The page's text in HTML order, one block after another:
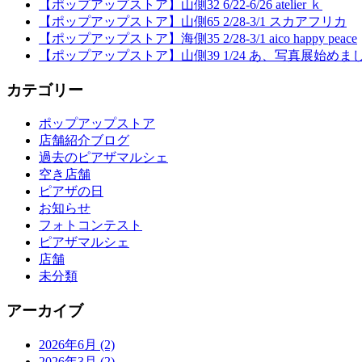
【ポップアップストア】山側32 6/22-6/26 atelier ｋ
【ポップアップストア】山側65 2/28-3/1 スカアフリカ
【ポップアップストア】海側35 2/28-3/1 aico happy peace
【ポップアップストア】山側39 1/24 あ、写真展始めま
カテゴリー
ポップアップストア
店舗紹介ブログ
過去のピアザマルシェ
空き店舗
ピアザの日
お知らせ
フォトコンテスト
ピアザマルシェ
店舗
未分類
アーカイブ
2026年6月 (2)